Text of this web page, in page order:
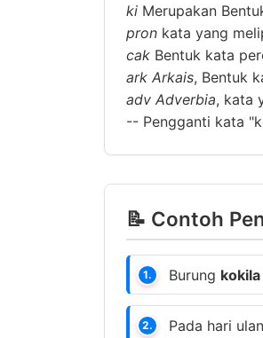
ki Merupakan
pron kata yang
cak Bentuk kata
ark Arkais, Bentuk
adv Adverbia, kata
-- Pengganti kata
📝 Contoh
1. Burung kokila
2.
Pada hari